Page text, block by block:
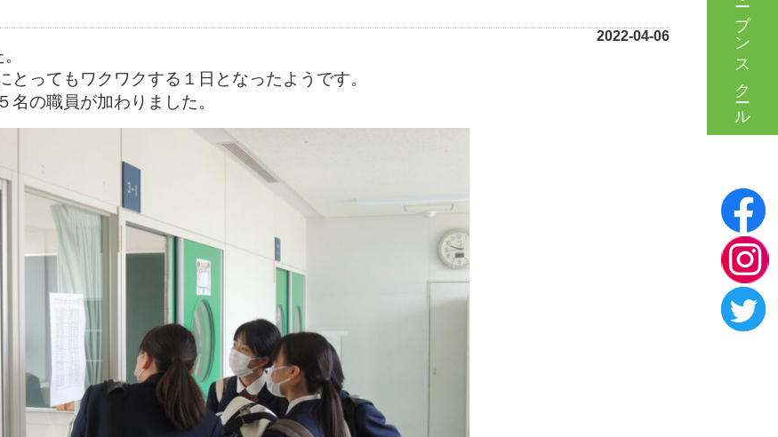
オープンスクール
2022-04-06
ってもワクワクする１日となったようです。
名の職員が加わりました。